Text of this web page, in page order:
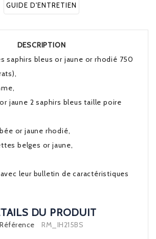
GUIDE D'ENTRETIEN
DESCRIPTION
saphirs bleus or jaune or rhodié 750
jaune 2 saphirs bleus taille poire
or jaune rhodié,
belges or jaune,
leur bulletin de caractéristiques
DU PRODUIT
Référence RM_IH215BS